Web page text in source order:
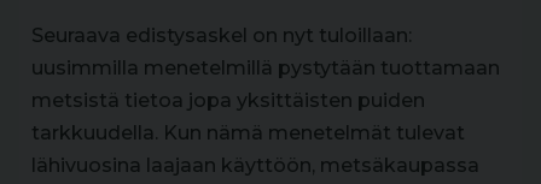
Seuraava edistysaskel on nyt tuloillaan:
uusimmilla menetelmillä pystytään tuottamaan
metsistä tietoa jopa yksittäisten puiden
tarkkuudella. Kun nämä menetelmät tulevat
lähivuosina laajaan käyttöön, metsäkaupassa